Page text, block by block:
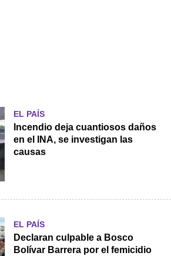
EL PAÍS
Incendio deja cuantiosos daños
en el INA, se investigan las
causas
EL PAÍS
Declaran culpable a Bosco
Bolívar Barrera por el femicidio